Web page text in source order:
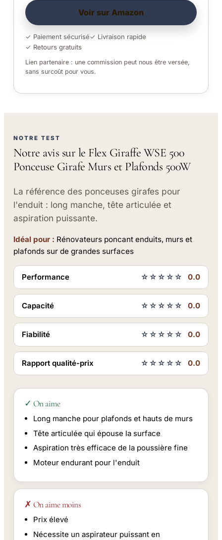
Voir sur Amazon
✓ Paiement sécurisé✓ Livraison rapide
✓ Retours gratuits
Lien partenaire : une commission peut nous être versée,
sans surcoût pour vous.
NOTRE TEST
Notre avis sur le Flex Giraffe WSE 500
Ponceuse Girafe Murs et Plafonds 500W
La référence des ponceuses girafes pour
l'enduit : long manche, tête articulée et
aspiration puissante.
Idéal pour : Rénovateurs poncant enduits, murs et
plafonds sur de grandes surfaces
Performance ☆☆☆☆☆ 0.0
Capacité ☆☆☆☆☆ 0.0
Fiabilité ☆☆☆☆☆ 0.0
Rapport qualité-prix ☆☆☆☆☆ 0.0
✓ On aime
Long manche pour plafonds et hauts de murs
Tête articulée qui épouse la surface
Aspiration très efficace de la poussière fine
Moteur endurant pour l'enduit
✗ On aime moins
Prix élevé
Nécessite un aspirateur puissant en